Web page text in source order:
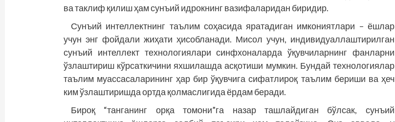
ва таклиф қилиш ҳам сунъий идрокнинг вазифаларидан биридир.
Сунъий интеллектнинг таълим соҳасида яратадиган имкониятлари – ёшлар
учун энг фойдали жиҳати ҳисобланади. Мисол учун, индивидуаллаштирилган
сунъий интеллект технологиялари синфхоналарда ўқувчиларнинг фанларни
ўзлаштириш кўрсаткичини яхшилашда асқотиши мумкин. Бундай технологиялар
таълим муассасаларининг ҳар бир ўқувчига сифатлироқ таълим бериши ва ҳеч
ким ўзлаштиришда ортда қолмаслигида ёрдам беради.
Бироқ “танганинг орқа томони”га назар ташлайдиган бўлсак, сунъий